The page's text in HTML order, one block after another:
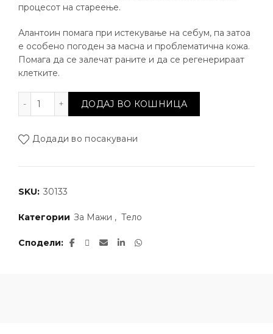
процесот на стареење.
Алантоин помага при истекување на себум, па затоа
е особено погоден за масна и проблематична кожа.
Помага да се залечат раните и да се регенерираат
клетките.
Гел за туширање со сребро количина
ДОДАЈ ВО КОШНИЦА
Додади во посакувани
SKU: 30133
Категории За Мажи , Тело
Сподели